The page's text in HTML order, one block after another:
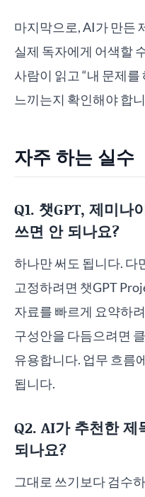
마지막으로, AI가 만든
실제 독자에게 어색할
사람이 읽고 “내 문제
느끼는지 확인해야 합
자주 하는 실수
Q1. 챗GPT, 제미나
쓰면 안 되나요?
하나만 써도 됩니다. 다
고정하려면 챗GPT
자료를 빠르게 요약하
구성안을 다듬으려면
유용합니다. 업무 흐름
됩니다.
Q2. AI가 추천한 제
되나요?
그대로 쓰기보다 검수